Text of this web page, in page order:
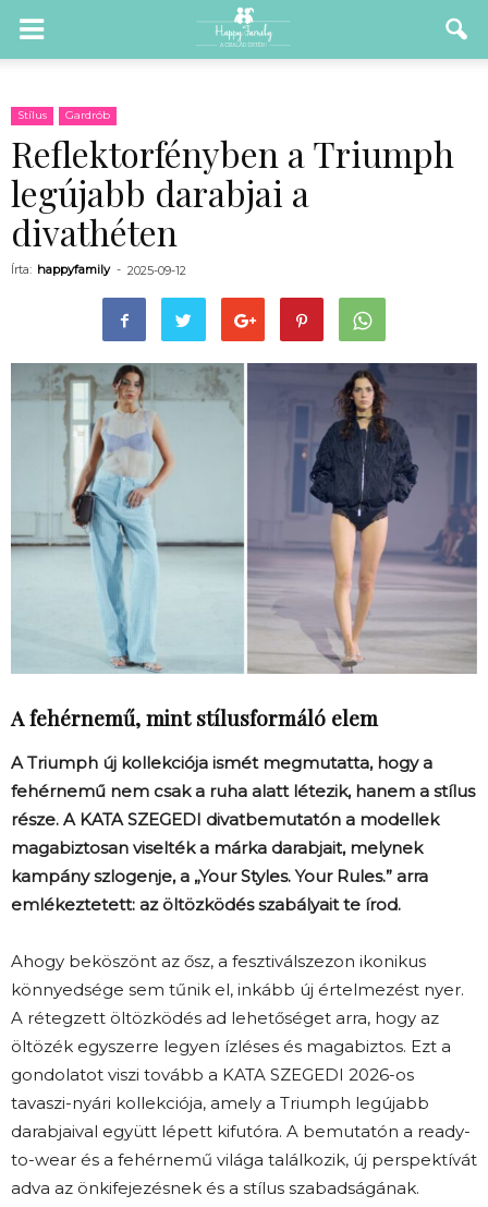
Stílus Gardrób
Reflektorfényben a Triumph
legújabb darabjai a
divathéten
Írta: happyfamily - 2025-09-12
A fehérnemű, mint stílusformáló elem
A Triumph új kollekciója ismét megmutatta, hogy a
fehérnemű nem csak a ruha alatt létezik, hanem a stílus
része. A KATA SZEGEDI divatbemutatón a modellek
magabiztosan viselték a márka darabjait, melynek
kampány szlogenje, a „Your Styles. Your Rules.” arra
emlékeztetett: az öltözködés szabályait te írod.
Ahogy beköszönt az ősz, a fesztiválszezon ikonikus
könnyedsége sem tűnik el, inkább új értelmezést nyer.
A rétegzett öltözködés ad lehetőséget arra, hogy az
öltözék egyszerre legyen ízléses és magabiztos. Ezt a
gondolatot viszi tovább a KATA SZEGEDI 2026-os
tavaszi-nyári kollekciója, amely a Triumph legújabb
darabjaival együtt lépett kifutóra. A bemutatón a ready-
to-wear és a fehérnemű világa találkozik, új perspektívát
adva az önkifejezésnek és a stílus szabadságának.